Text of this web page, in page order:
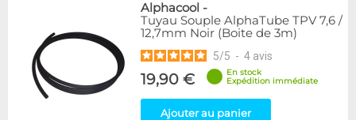
Alphacool -
Tuyau Souple AlphaTube TPV 7,6 /
12,7mm Noir (Boite de 3m)
5/5 - 4 avis
19,90 €
En stock
Expédition immédiate
Ajouter au panier